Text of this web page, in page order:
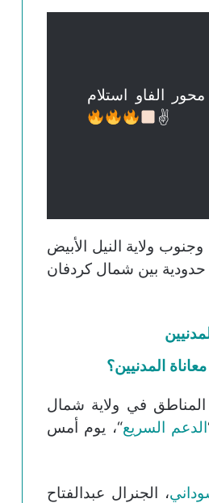
الفاو استلام
✌
ولاية النيل الأبيض
بين شمال كردفان
المدنيين؟
في ولاية شمال
الدعم السريع“، يوم أمس
، الجنرال عبدالفتاح